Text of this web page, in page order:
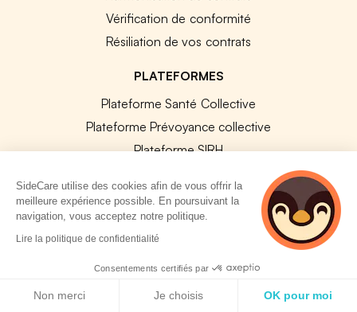
Vérification de conformité
Résiliation de vos contrats
PLATEFORMES
Plateforme Santé Collective
Plateforme Prévoyance collective
Plateforme SIRH
Plateforme QVT
Tous nos outils
RESSOURCES RH
Notre Blog
SideCare utilise des cookies afin de vous offrir la
meilleure expérience possible. En poursuivant la
navigation, vous acceptez notre politique.
Lire la politique de confidentialité
Consentements certifiés par
Non merci Je choisis OK pour moi
2 personnes
consultent
actuellement cette